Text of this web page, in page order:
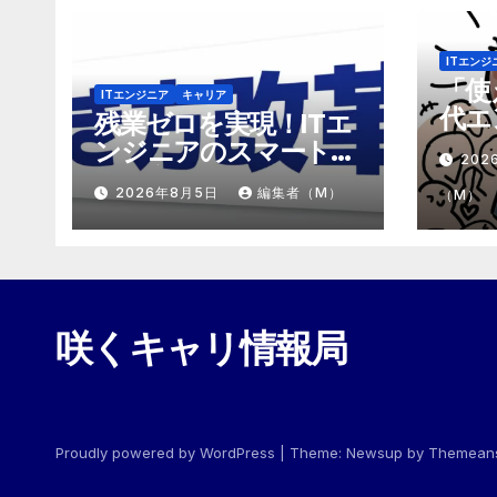
ITエンジニア キャリア
残業ゼロを実現！ITエ
ンジニアのスマートな
働き方改革
2026年8月5日 編集者（M）
ITエンジ
「
代
「
め
（M）
咲くキャリ情報局
Proudly powered by WordPress Theme: Newsup by